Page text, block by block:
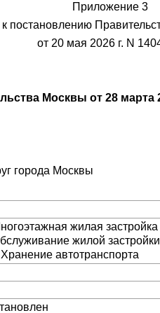
Приложение 3
к постановлению
от 20 мая 2026 г. N
Москвы от 28 марта
города Москвы
жилая
жилой
автотранспорта